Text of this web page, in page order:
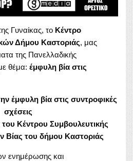
Γυναίκας, το Κέντρο
Δήμου Καστοριάς, μας
της Πανελλαδικής
θέμα: έμφυλη βία στις
έμφυλη βία στις συντροφικές
σχέσεις
του Κέντρου Συμβουλευτικής
Βίας του δήμου Καστοριάς
ενημέρωσης και